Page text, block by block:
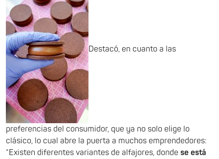
Destacó, en cuanto a las
preferencias del consumidor, que ya no solo elige lo
clásico, lo cual abre la puerta a muchos emprendedores:
“Existen diferentes variantes de alfajores, donde se está